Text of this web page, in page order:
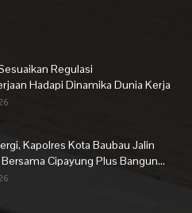
Regulasi
Hadapi Dinamika Dunia Kerja
Kapolres Kota Baubau Jalin
Cipayung Plus Bangun...